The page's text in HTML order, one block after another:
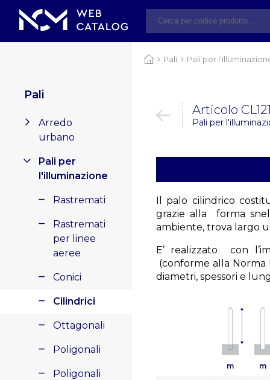
Pali
Arredo
urbano
Pali per
l'illuminazione
Rastremati
Rastremati
per linee
aeree
Conici
Cilindrici
Ottagonali
Poligonali
Poligonali
Pali Pali per
Articolo
Pali per
Il palo cilindrico
grazie alla forma
ambiente, trova largo
E’ realizzato con
(conforme alla Norma
diametri, spessori e
m m